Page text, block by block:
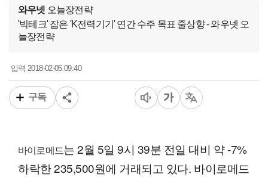
와우넷 오늘장전략
'빅테크' 잡은 'K전력기기' 연간 수주 목표 줄상향 - 와우넷 오
늘장전략
입력 2018-02-05 09:40
구독
바이로메드는 2월 5일 9시 39분 전일 대비 약 -7%
하락한 235,500원에 거래되고 있다. 바이로메드